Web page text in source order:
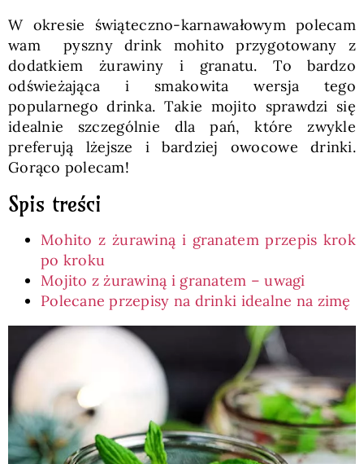
W okresie świąteczno-karnawałowym polecam
wam pyszny drink mohito przygotowany z
dodatkiem żurawiny i granatu. To bardzo
odświeżająca i smakowita wersja tego
popularnego drinka. Takie mojito sprawdzi się
idealnie szczególnie dla pań, które zwykle
preferują lżejsze i bardziej owocowe drinki.
Gorąco polecam!
Spis treści
Mohito z żurawiną i granatem przepis krok
po kroku
Mojito z żurawiną i granatem – uwagi
Polecane przepisy na drinki idealne na zimę